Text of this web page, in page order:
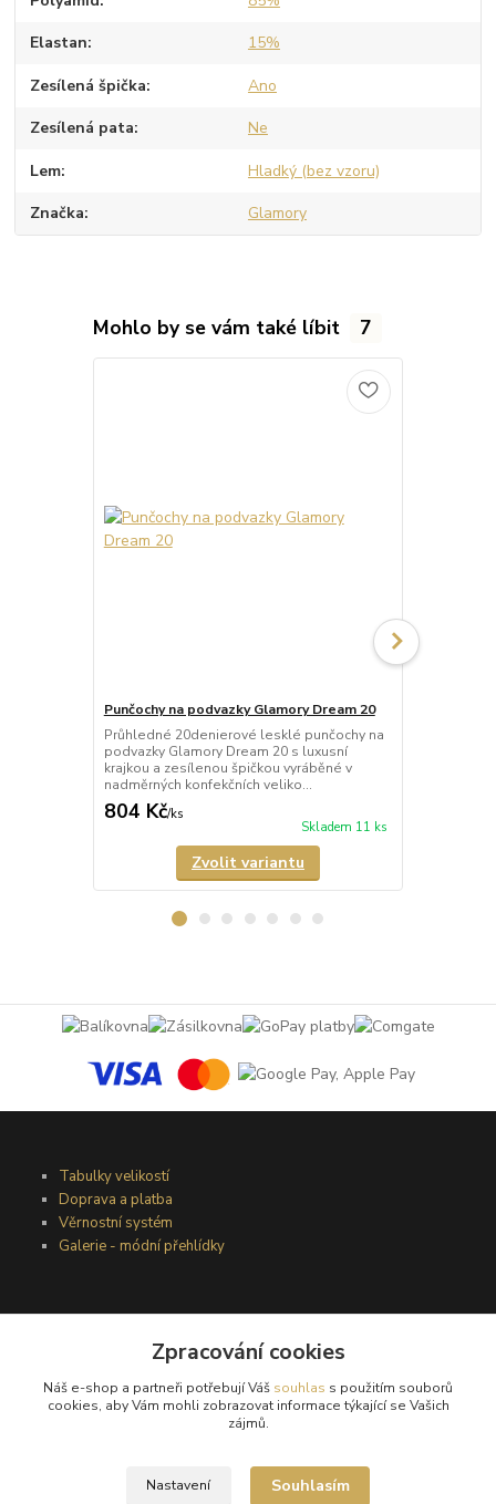
Elastan 15%
Zesílená špička Ano
Zesílená pata Ne
Lem Hladký (bez vzoru)
Značka Glamory
Mohlo by se vám také líbit 7
Punčochy na podvazky Glamory Dream 20
Průhledné 20denierové lesklé punčochy na
podvazky Glamory Dream 20 s luxusní
krajkou a zesílenou špičkou vyráběné v
nadměrných konfekčních veliko...
804 Kč/ks
Skladem 11 ks
Zvolit variantu
Tabulky velikostí
Doprava a platba
Věrnostní systém
Galerie - módní přehlídky
Obchodní podmínky
Ochrana osobních údajů
Kontakty
Reklamační řád
Zpracování cookies
Náš e-shop a partneři potřebují Váš souhlas s použitím souborů
cookies, aby Vám mohli zobrazovat informace týkající se Vašich
zájmů.
Nastavení Souhlasím